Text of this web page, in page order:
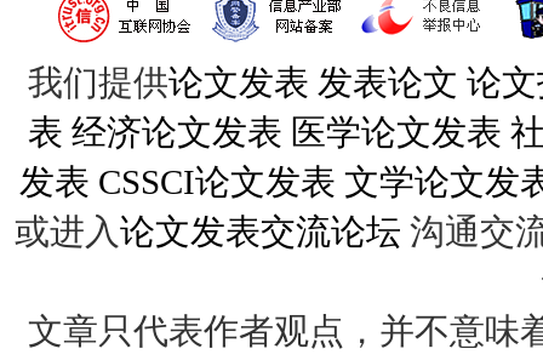
我们提供论文发表 发表论文 论
表 经济论文发表 医学论文发表
发表 CSSCI论文发表 文学论文发
或进入论文发表交流论坛 沟通交
文章只代表作者观点，并不意味